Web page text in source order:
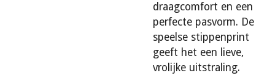
draagcomfort en een
perfecte pasvorm. De
speelse stippenprint
geeft het een lieve,
vrolijke uitstraling.